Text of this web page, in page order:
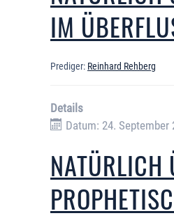
IM
Prediger: Reinhard Rehberg
Details
Datum: 24. September
NATÜRLICH